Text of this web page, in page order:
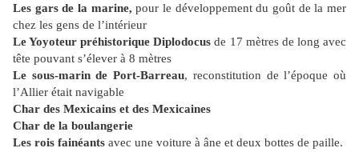
Les gars de la marine, pour le développement du goût de la mer
chez les gens de l’intérieur
Le Yoyoteur préhistorique Diplodocusde 17 mètres de long avec
tête pouvant s’élever à 8 mètres
Le sous-marin de Port-Barreau, reconstitution de l’époque où
l’Allier était navigable
Char des Mexicains et des Mexicaines
Char de la boulangerie
Les rois fainéants avec une voiture à âne et deux bottes de paille.